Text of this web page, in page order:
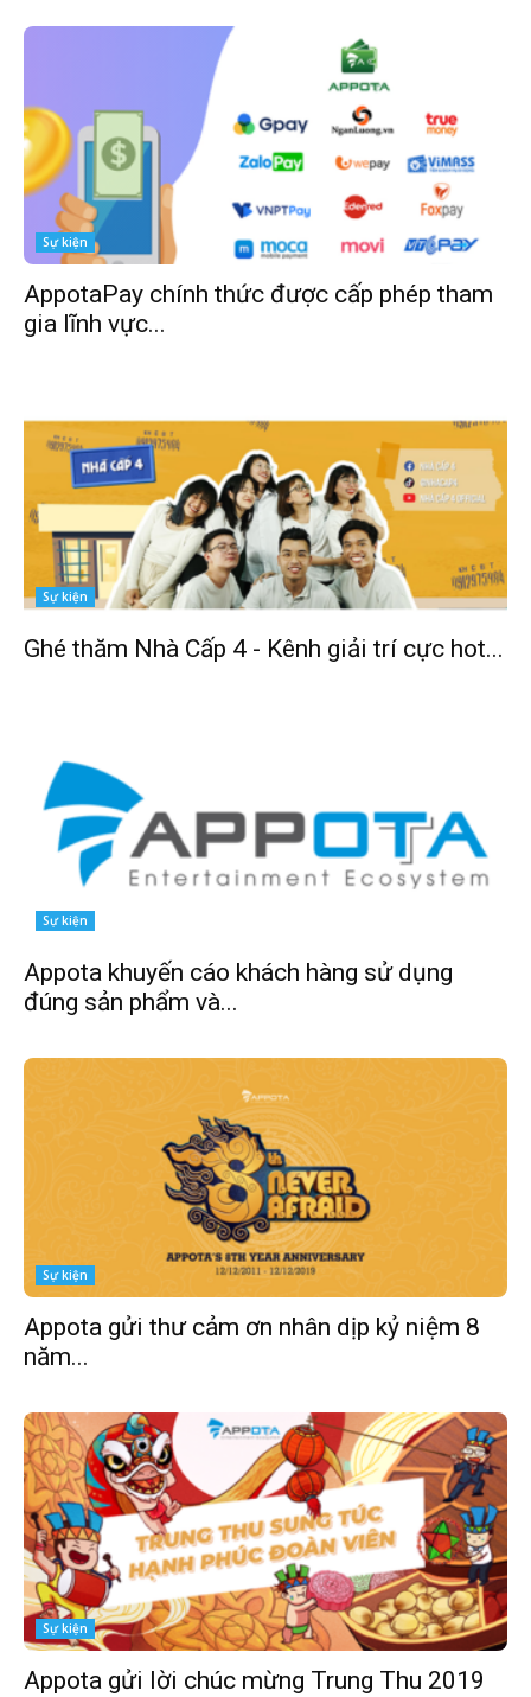
Sự kiện
AppotaPay chính thức được cấp phép tham
gia lĩnh vực...
Sự kiện
Ghé thăm Nhà Cấp 4 - Kênh giải trí cực hot...
Sự kiện
Appota khuyến cáo khách hàng sử dụng
đúng sản phẩm và...
Sự kiện
Appota gửi thư cảm ơn nhân dịp kỷ niệm 8
năm...
Sự kiện
Appota gửi lời chúc mừng Trung Thu 2019